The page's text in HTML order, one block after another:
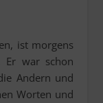
Er war schon
Andern und
Worten und